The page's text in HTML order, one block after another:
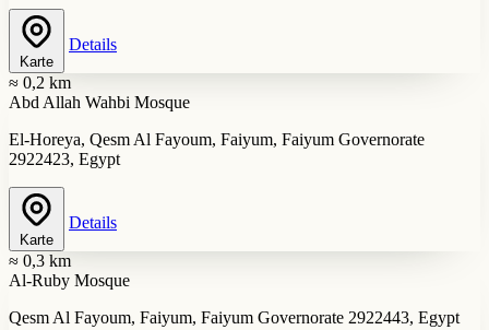
Karte
Details
≈ 0,2 km
Abd Allah Wahbi Mosque
El-Horeya, Qesm Al Fayoum, Faiyum, Faiyum Governorate
2922423, Egypt
Karte
Details
≈ 0,3 km
Al-Ruby Mosque
Qesm Al Fayoum, Faiyum, Faiyum Governorate 2922443, Egypt